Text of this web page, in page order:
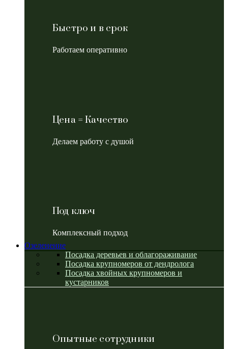
Быстро и в срок
Работаем оперативно
Цена = Качество
Делаем работу с душой
Под ключ
Комплексный подход
Озеленение
Посадка деревьев и облагораживание
Посадка крупномеров от дендролога
Посадка хвойных крупномеров и
кустарников
Опытные сотрудники